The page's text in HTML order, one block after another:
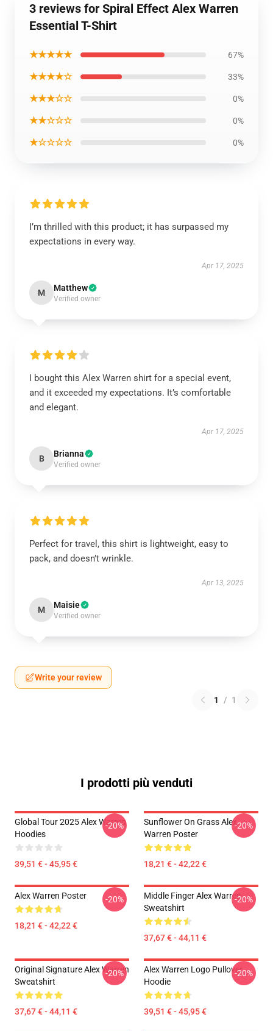
3 reviews for Spiral Effect Alex Warren
Essential T-Shirt
★★★★★ 67%
★★★★☆ 33%
★★★☆☆ 0%
★★☆☆☆ 0%
★☆☆☆☆ 0%
I’m thrilled with this product; it has surpassed my
expectations in every way.
Apr 17, 2025
M Matthew
Verified owner
I bought this Alex Warren shirt for a special event,
and it exceeded my expectations. It’s comfortable
and elegant.
Apr 17, 2025
B Brianna
Verified owner
Perfect for travel, this shirt is lightweight, easy to
pack, and doesn’t wrinkle.
Apr 13, 2025
M Maisie
Verified owner
Write your review
1 / 1
I prodotti più venduti
Global Tour 2025 Alex Warren
Hoodies
39,51 € - 45,95 €
-20%
Sunflower On Grass Alex
Warren Poster
18,21 € - 42,22 €
-20%
Alex Warren Poster
18,21 € - 42,22 €
-20%
Middle Finger Alex Warren
Sweatshirt
37,67 € - 44,11 €
-20%
Original Signature Alex Warren
Sweatshirt
37,67 € - 44,11 €
-20%
Alex Warren Logo Pullover
Hoodie
39,51 € - 45,95 €
-20%